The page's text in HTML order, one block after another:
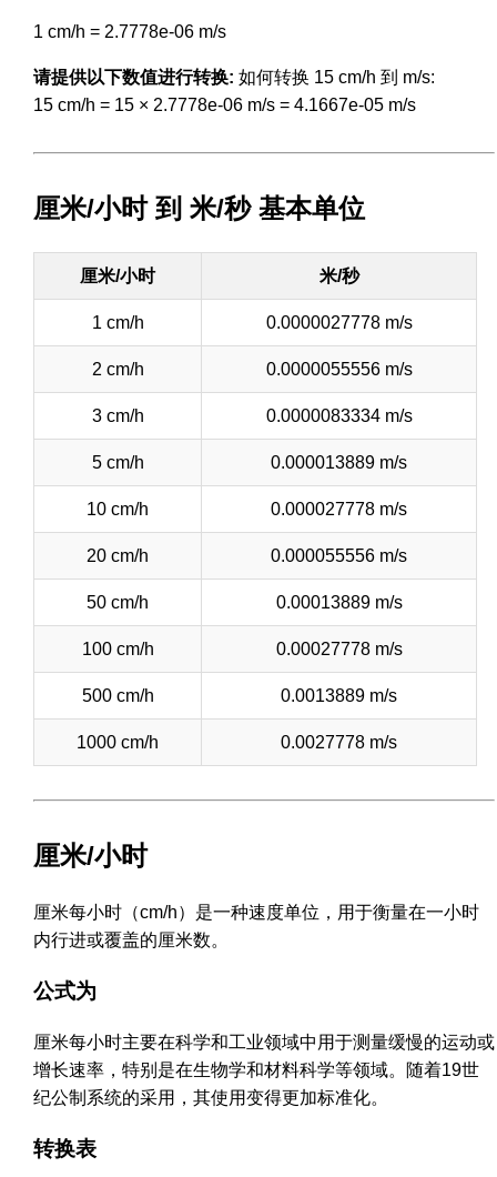
1 cm/h = 2.7778e-06 m/s
请提供以下数值进行转换: 如何转换 15 cm/h 到 m/s:
15 cm/h = 15 × 2.7778e-06 m/s = 4.1667e-05 m/s
厘米/小时 到 米/秒 基本单位
厘米/小时 米/秒
1 cm/h 0.0000027778 m/s
2 cm/h 0.0000055556 m/s
3 cm/h 0.0000083334 m/s
5 cm/h 0.000013889 m/s
10 cm/h 0.000027778 m/s
20 cm/h 0.000055556 m/s
50 cm/h 0.00013889 m/s
100 cm/h 0.00027778 m/s
500 cm/h 0.0013889 m/s
1000 cm/h 0.0027778 m/s
厘米/小时
厘米每小时（cm/h）是一种速度单位，用于衡量在一小时
内行进或覆盖的厘米数。
公式为
厘米每小时主要在科学和工业领域中用于测量缓慢的运动或
增长速率，特别是在生物学和材料科学等领域。随着19世
纪公制系统的采用，其使用变得更加标准化。
转换表